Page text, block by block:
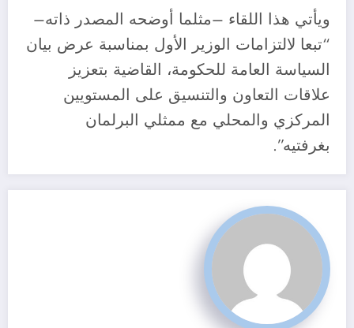
ويأتي هذا اللقاء –مثلما أوضحه المصدر ذاته–
“تبعا لالتزامات الوزير الأول بمناسبة عرض بيان
السياسة العامة للحكومة، القاضية بتعزيز
علاقات التعاون والتنسيق على المستويين
المركزي والمحلي مع ممثلي البرلمان
بغرفتيه”.